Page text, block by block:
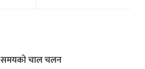
समयको चाल चलन